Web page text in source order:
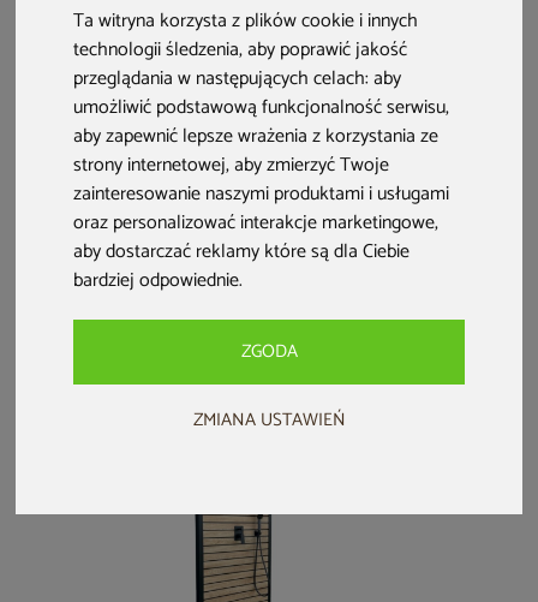
Ta witryna korzysta z plików cookie i innych
technologii śledzenia, aby poprawić jakość
przeglądania w następujących celach:aby
umożliwić podstawową funkcjonalność serwisu,
aby zapewnić lepsze wrażenia z korzystania ze
strony internetowej,aby zmierzyć Twoje
zainteresowanie naszymi produktami i usługami
oraz personalizować interakcje marketingowe,
aby dostarczać reklamy które są dla Ciebie
bardziej odpowiednie.
ZGODA
ZMIANA USTAWIEŃ
Komora
relaksacyjna
OxySpa z
tlenoterapią i
termoterapią
19 999 zł